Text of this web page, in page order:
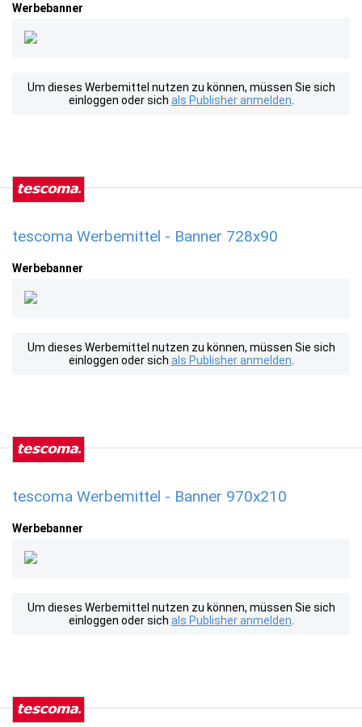
Werbebanner
Um dieses Werbemittel nutzen zu können, müssen Sie sich
einloggen oder sich als Publisher anmelden
tescoma Werbemittel - Banner 728x90
Werbebanner
Um dieses Werbemittel nutzen zu können, müssen Sie sich
einloggen oder sich als Publisher anmelden
tescoma Werbemittel - Banner 970x210
Werbebanner
Um dieses Werbemittel nutzen zu können, müssen Sie sich
einloggen oder sich als Publisher anmelden